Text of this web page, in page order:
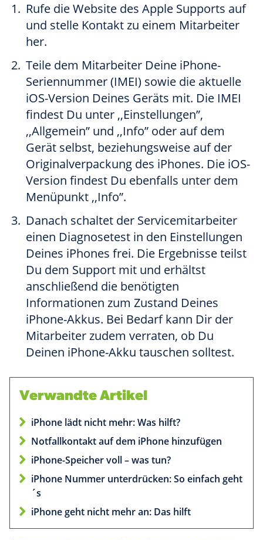
Rufe die Website des Apple Supports auf
und stelle Kontakt zu einem Mitarbeiter
her.
Teile dem Mitarbeiter Deine iPhone-
Seriennummer (IMEI) sowie die aktuelle
iOS-Version Deines Geräts mit. Die IMEI
findest Du unter ,,Einstellungen”,
,,Allgemein” und ,,Info” oder auf dem
Gerät selbst, beziehungsweise auf der
Originalverpackung des iPhones. Die iOS-
Version findest Du ebenfalls unter dem
Menüpunkt ,,Info”.
Danach schaltet der Servicemitarbeiter
einen Diagnosetest in den Einstellungen
Deines iPhones frei. Die Ergebnisse teilst
Du dem Support mit und erhältst
anschließend die benötigten
Informationen zum Zustand Deines
iPhone-Akkus. Bei Bedarf kann Dir der
Mitarbeiter zudem verraten, ob Du
Deinen iPhone-Akku tauschen solltest.
Verwandte Artikel
iPhone lädt nicht mehr: Was hilft?
Notfallkontakt auf dem iPhone hinzufügen
iPhone-Speicher voll – was tun?
iPhone Nummer unterdrücken: So einfach geht
´s
iPhone geht nicht mehr an: Das hilft